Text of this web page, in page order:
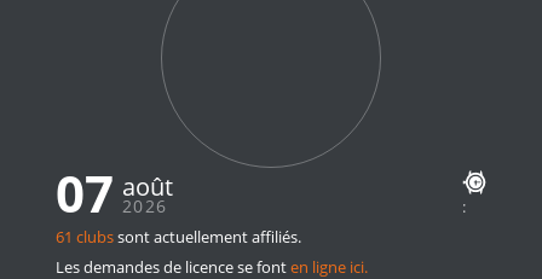
07 août
2026
:
61 clubssont actuellement affiliés.
Les demandes de licence se fonten ligne ici.